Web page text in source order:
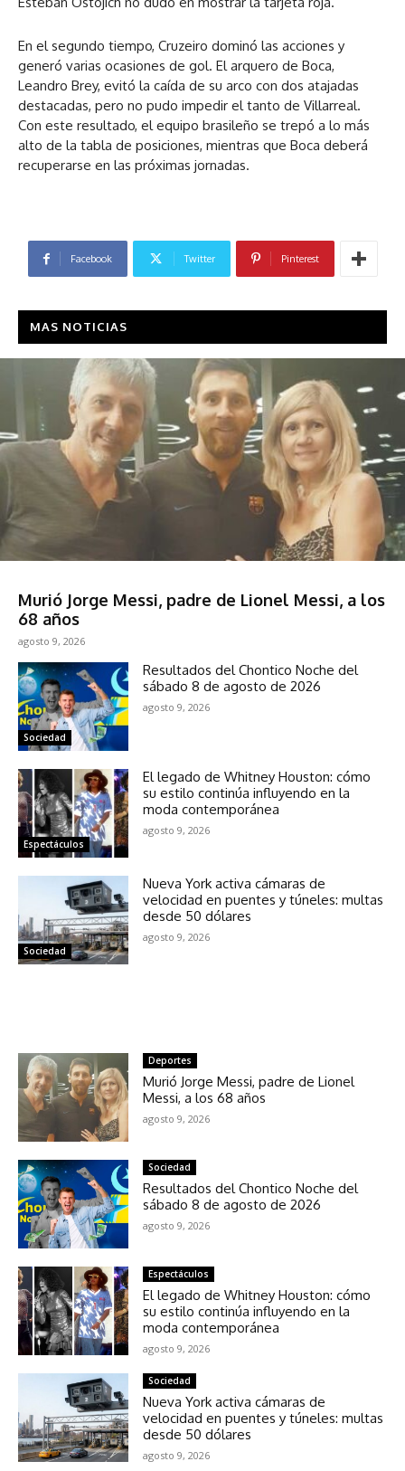
En el segundo tiempo, Cruzeiro dominó las acciones y
generó varias ocasiones de gol. El arquero de Boca,
Leandro Brey, evitó la caída de su arco con dos atajadas
destacadas, pero no pudo impedir el tanto de Villarreal.
Con este resultado, el equipo brasileño se trepó a lo más
alto de la tabla de posiciones, mientras que Boca deberá
recuperarse en las próximas jornadas.
Facebook Twitter Pinterest
MAS NOTICIAS
Murió Jorge Messi, padre de Lionel Messi, a los
68 años
agosto 9, 2026
Sociedad
Resultados del Chontico Noche del
sábado 8 de agosto de 2026
agosto 9, 2026
Espectáculos
El legado de Whitney Houston: cómo
su estilo continúa influyendo en la
moda contemporánea
agosto 9, 2026
Sociedad
Nueva York activa cámaras de
velocidad en puentes y túneles: multas
desde 50 dólares
agosto 9, 2026
Deportes
Murió Jorge Messi, padre de Lionel
Messi, a los 68 años
agosto 9, 2026
Sociedad
Resultados del Chontico Noche del
sábado 8 de agosto de 2026
agosto 9, 2026
Espectáculos
El legado de Whitney Houston: cómo
su estilo continúa influyendo en la
moda contemporánea
agosto 9, 2026
Sociedad
Nueva York activa cámaras de
velocidad en puentes y túneles: multas
desde 50 dólares
agosto 9, 2026